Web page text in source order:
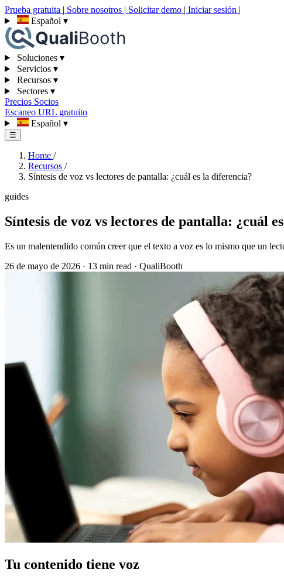
Prueba gratuita | Sobre nosotros | Solicitar demo | Iniciar sesión |
Español ▾
Soluciones ▾
Servicios ▾
Recursos ▾
Sectores ▾
Precios Socios
Escaneo URL gratuito
Español ▾
☰
Home /
Recursos /
Síntesis de voz vs lectores de pantalla: ¿cuál es la diferencia?
guides
Síntesis de voz vs lectores de pantalla: ¿cuál
Es un malentendido común creer que el texto a voz es lo mismo que un
26 de mayo de 2026 · 13 min read · QualiBooth
Tu contenido tiene voz